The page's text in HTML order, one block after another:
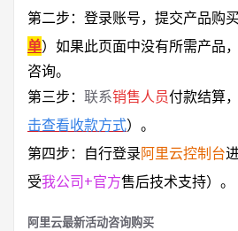
第二步：登录账号，提交产品购
单） 如果此页面中没有所需产品
咨询。
第三步： 联系销售人员付款结算
击查看收款方式）。
第四步：自行登录阿里云控制台
受我公司+官方售后技术支持）。
阿里云最新活动咨询购买